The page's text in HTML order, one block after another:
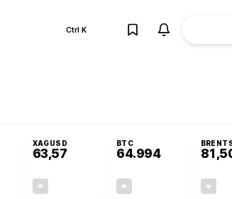
Ctrl K
XAGUSD
63,57
BTC
64.994